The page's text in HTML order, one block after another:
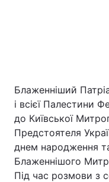
Блаженніший
і всієї Палестини
до Київської
Предстоятеля
днем народження
Блаженнішого
Під час розмови з